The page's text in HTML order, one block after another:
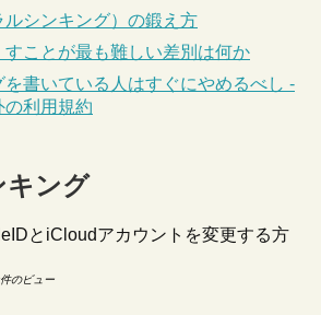
シンキング）の鍛え方
すことが最も難しい差別は何か
書いている人はすぐにやめるべし -
の利用規約
キング
とiCloudアカウントを変更する方
のビュー